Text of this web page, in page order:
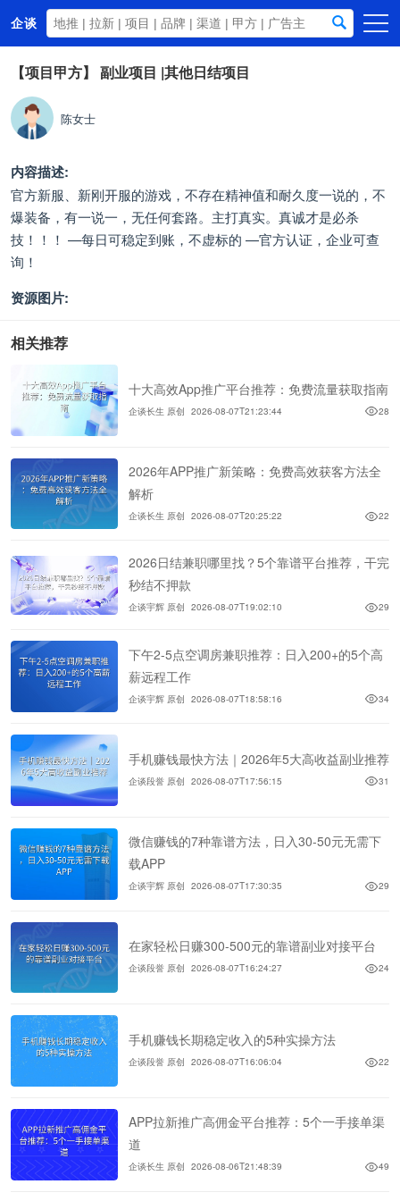
企谈
首页
商务资源
资讯动态
关于我们
【项目甲方】 副业项目 |其他日结项目
陈女士
内容描述:
官方新服、新刚开服的游戏，不存在精神值和耐久度一说的，不
爆装备，有一说一，无任何套路。主打真实。真诚才是必杀
技！！！ —每日可稳定到账，不虚标的 —官方认证，企业可查
询！
资源图片:
相关推荐
十大高效App推广平台推荐：免费流量获取指南
企谈长生 原创 2026-08-07T21:23:44 28
2026年APP推广新策略：免费高效获客方法全
解析
企谈长生 原创 2026-08-07T20:25:22 22
2026日结兼职哪里找？5个靠谱平台推荐，干完
秒结不押款
企谈宇辉 原创 2026-08-07T19:02:10 29
下午2-5点空调房兼职推荐：日入200+的5个高
薪远程工作
企谈宇辉 原创 2026-08-07T18:58:16 34
手机赚钱最快方法｜2026年5大高收益副业推荐
企谈段誉 原创 2026-08-07T17:56:15 31
微信赚钱的7种靠谱方法，日入30-50元无需下
载APP
企谈宇辉 原创 2026-08-07T17:30:35 29
在家轻松日赚300-500元的靠谱副业对接平台
企谈段誉 原创 2026-08-07T16:24:27 24
手机赚钱长期稳定收入的5种实操方法
企谈段誉 原创 2026-08-07T16:06:04 22
APP拉新推广高佣金平台推荐：5个一手接单渠
道
企谈长生 原创 2026-08-06T21:48:39 49